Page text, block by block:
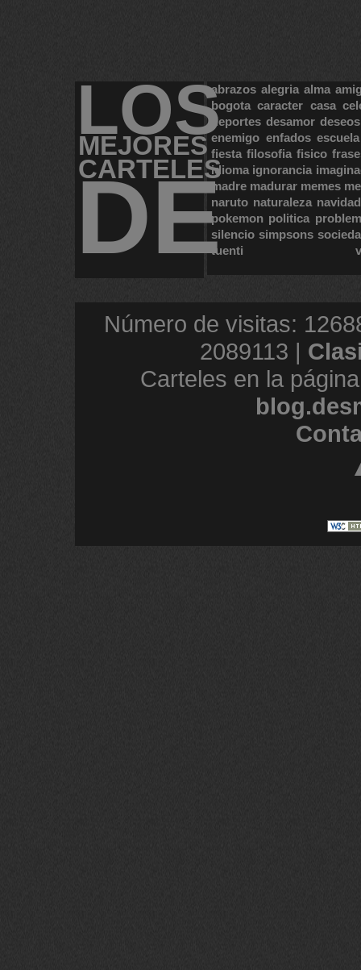
LOS
MEJORES
CARTELES
DE
abrazos alegria alma
bogota caracter casa
deportes desamor deseos
enemigo enfados escuela
fiesta filosofia fisico
idioma ignorancia
madre madurar memes
naruto naturaleza navidad
pokemon politica
silencio simpsons
tuenti
Número de visitas:
2089113 |
Carteles en la